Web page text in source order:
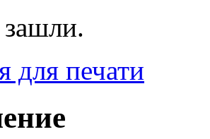
для печати